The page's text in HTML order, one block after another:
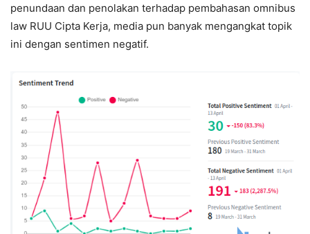
penundaan dan penolakan terhadap pembahasan omnibus
law RUU Cipta Kerja, media pun banyak mengangkat topik
ini dengan sentimen negatif.